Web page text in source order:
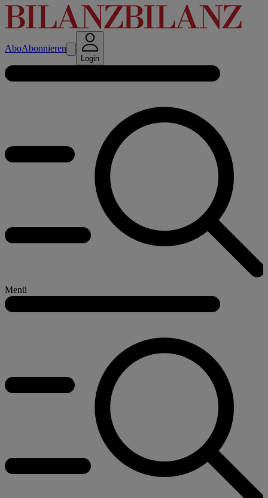
AboAbonnieren
Login
Menü